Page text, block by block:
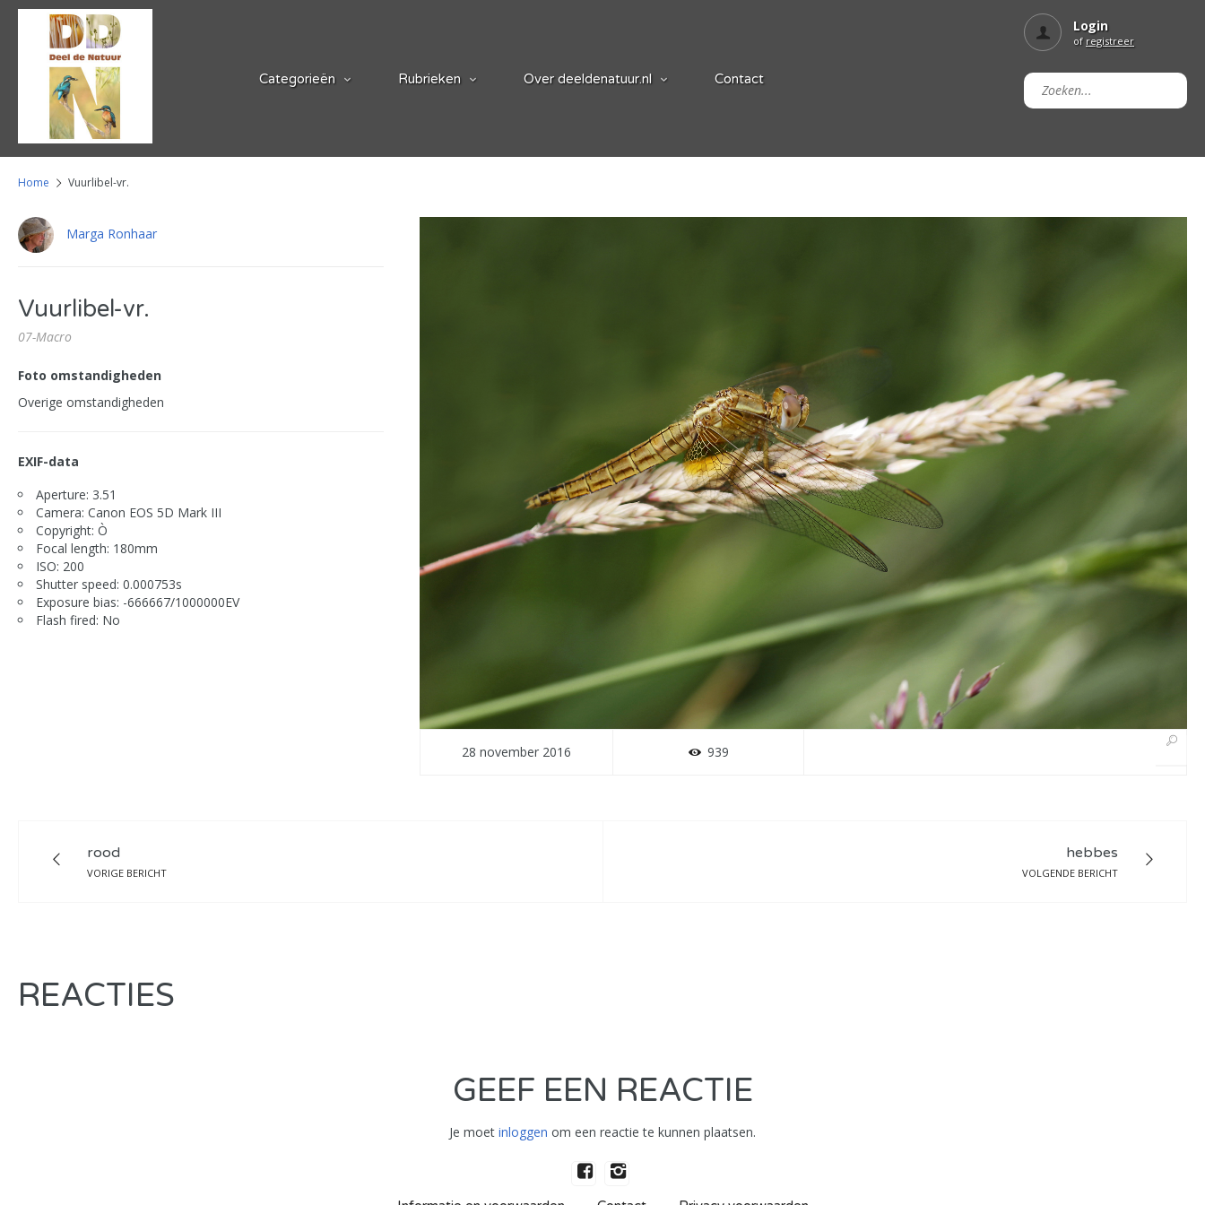
Categorieën Rubrieken Over deeldenatuur.nl Contact
Login
of registreer
Home Vuurlibel-vr.
Marga Ronhaar
Vuurlibel-vr.
07-Macro
Foto omstandigheden
Overige omstandigheden
EXIF-data
Aperture: 3.51
Camera: Canon EOS 5D Mark III
Copyright: Ò
Focal length: 180mm
ISO: 200
Shutter speed: 0.000753s
Exposure bias: -666667/1000000EV
Flash fired: No
28 november 2016 939
rood
VORIGE BERICHT
hebbes
VOLGENDE BERICHT
REACTIES
GEEF EEN REACTIE
Je moet inloggen om een reactie te kunnen plaatsen.